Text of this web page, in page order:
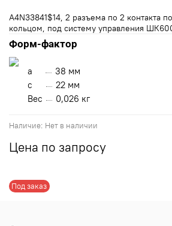
Наличие: Нет в наличии
Под заказ
Цена по запросу
A4N33841$14, 2 разъема по 2 контакта
кольцом, под систему управления
Форм-фактор
a
38 мм
с
22 мм
Вес
0,026 кг